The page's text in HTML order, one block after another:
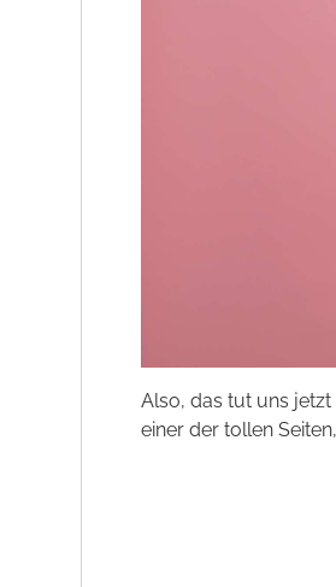
Also, das tut uns
einer der tollen